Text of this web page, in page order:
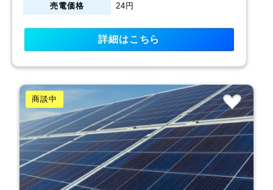
売電価格 24円
詳細はこちら
商談中